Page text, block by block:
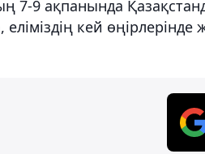
7-9 ақпанында
кей